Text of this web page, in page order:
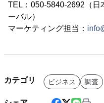
TEL：050-5840-2692（日
ーバル）
マーケティング担当：
カテゴリ ビジネス 調査